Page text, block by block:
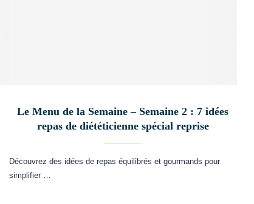
Le Menu de la Semaine – Semaine 2 : 7 idées
repas de diététicienne spécial reprise
Découvrez des idées de repas équilibrés et gourmands pour
simplifier …